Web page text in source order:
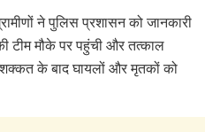
ने पुलिस प्रशासन को जानकारी
टीम मौके पर पहुंची और तत्काल
के बाद घायलों और मृतकों को